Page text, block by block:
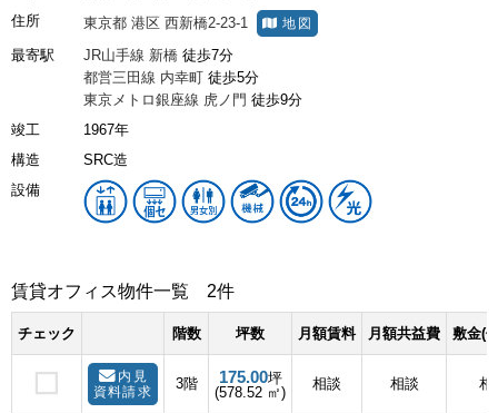
住所
東京都 港区 西新橋2-23-1 地図
最寄駅 JR山手線 新橋 徒歩7分
都営三田線 内幸町 徒歩5分
東京メトロ銀座線 虎ノ門 徒歩9分
竣工
1967年
構造
SRC造
設備
賃貸オフィス物件一覧 2件
チェック 階数 坪数 月額賃料 月額共益費 敷金(
内見
資料請求
3階 175.00坪
(578.52 ㎡)
相談 相談 相